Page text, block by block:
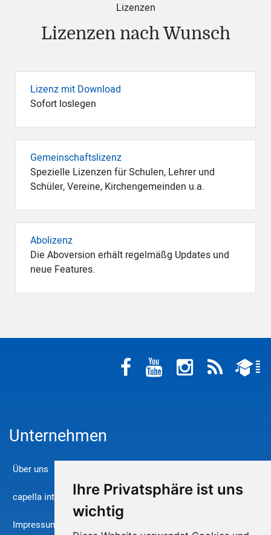
Ihre Privatsphäre ist uns
wichtig
Lizenzen
Lizenzen nach Wunsch
Lizenz mit Download
Sofort loslegen
Gemeinschaftslizenz
Spezielle Lizenzen für Schulen, Lehrer und
Schüler, Vereine, Kirchengemeinden u.a.
Abolizenz
Die Aboversion erhält regelmäßg Updates und
neue Features.
Unternehmen
Über uns
capella international
Impressum